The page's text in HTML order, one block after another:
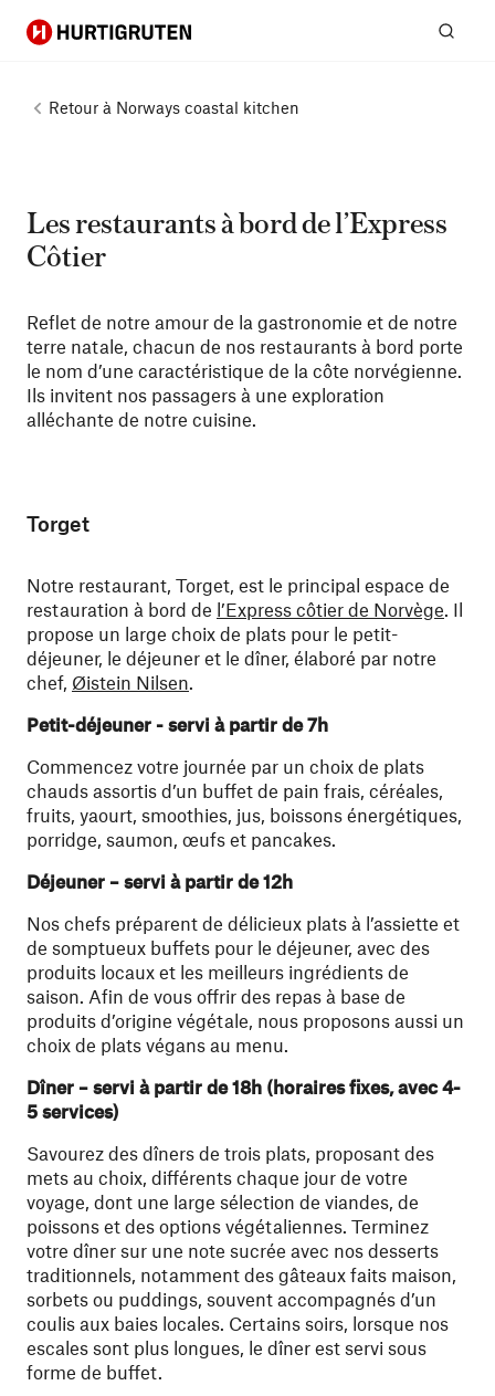
Hurtigruten
Retour à Norways coastal kitchen
Les restaurants à bord de l’Express
Côtier
Reflet de notre amour de la gastronomie et de notre
terre natale, chacun de nos restaurants à bord porte
le nom d’une caractéristique de la côte norvégienne.
Ils invitent nos passagers à une exploration
alléchante de notre cuisine.
Torget
Notre restaurant, Torget, est le principal espace de
restauration à bord de l’Express côtier de Norvège. Il
propose un large choix de plats pour le petit-
déjeuner, le déjeuner et le dîner, élaboré par notre
chef, Øistein Nilsen.
Petit-déjeuner - servi à partir de 7h
Commencez votre journée par un choix de plats
chauds assortis d’un buffet de pain frais, céréales,
fruits, yaourt, smoothies, jus, boissons énergétiques,
porridge, saumon, œufs et pancakes.
Déjeuner – servi à partir de 12h
Nos chefs préparent de délicieux plats à l’assiette et
de somptueux buffets pour le déjeuner, avec des
produits locaux et les meilleurs ingrédients de
saison. Afin de vous offrir des repas à base de
produits d’origine végétale, nous proposons aussi un
choix de plats végans au menu.
Dîner – servi à partir de 18h (horaires fixes, avec 4-
5 services)
Savourez des dîners de trois plats, proposant des
mets au choix, différents chaque jour de votre
voyage, dont une large sélection de viandes, de
poissons et des options végétaliennes. Terminez
votre dîner sur une note sucrée avec nos desserts
traditionnels, notamment des gâteaux faits maison,
sorbets ou puddings, souvent accompagnés d’un
coulis aux baies locales. Certains soirs, lorsque nos
escales sont plus longues, le dîner est servi sous
forme de buffet.